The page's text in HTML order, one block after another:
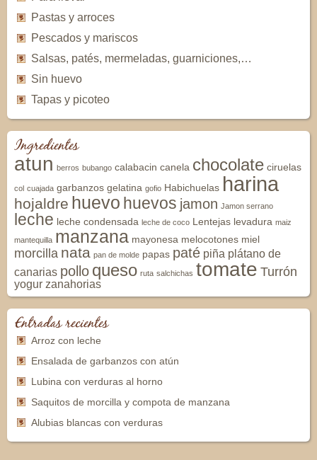
Pastas y arroces
Pescados y mariscos
Salsas, patés, mermeladas, guarniciones,…
Sin huevo
Tapas y picoteo
Ingredientes
atun berros bubango calabacin canela chocolate ciruelas
col cuajada garbanzos gelatina gofio Habichuelas harina
hojaldre huevo huevos jamon Jamon serrano
leche leche condensada leche de coco Lentejas levadura maiz
mantequilla manzana mayonesa melocotones miel
morcilla nata pan de molde papas paté piña plátano de
canarias pollo queso ruta salchichas tomate Turrón
yogur zanahorias
Entradas recientes
Arroz con leche
Ensalada de garbanzos con atún
Lubina con verduras al horno
Saquitos de morcilla y compota de manzana
Alubias blancas con verduras